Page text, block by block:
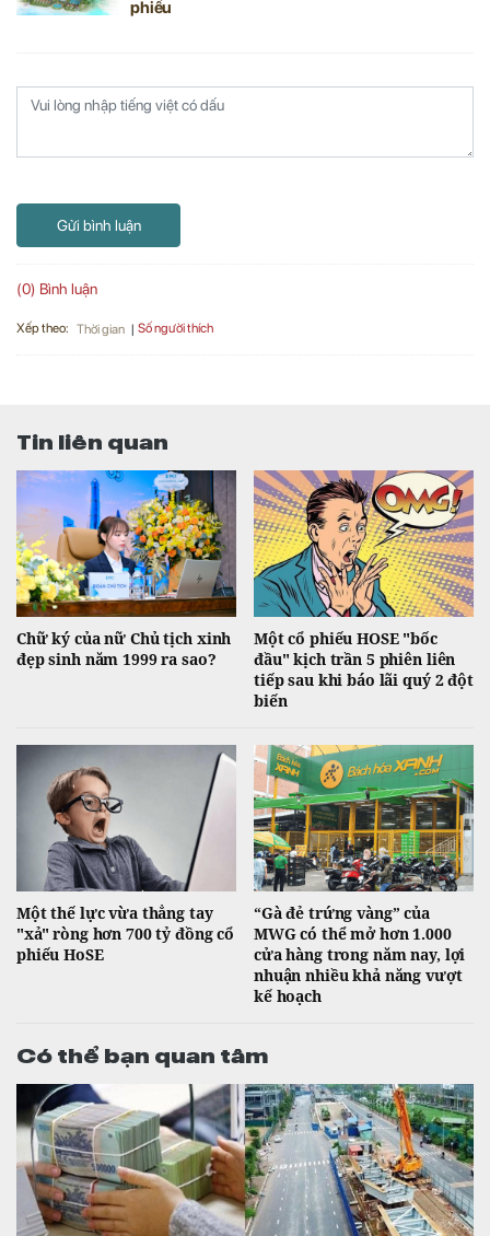
phiếu
Gửi bình luận
(0) Bình luận
Xếp theo: Thời gian Số người thích
Tin liên quan
Chữ ký của nữ Chủ tịch xinh
đẹp sinh năm 1999 ra sao?
Một cổ phiếu HOSE "bốc
đầu" kịch trần 5 phiên liên
tiếp sau khi báo lãi quý 2 đột
biến
Một thế lực vừa thẳng tay
"xả" ròng hơn 700 tỷ đồng cổ
phiếu HoSE
“Gà đẻ trứng vàng” của
MWG có thể mở hơn 1.000
cửa hàng trong năm nay, lợi
nhuận nhiều khả năng vượt
kế hoạch
Có thể bạn quan tâm